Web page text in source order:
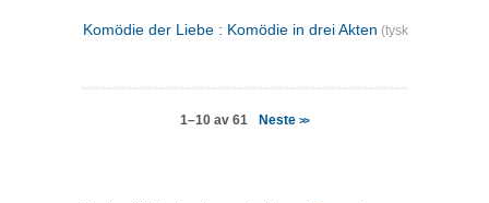
Komödie der Liebe : Komödie in drei Akten (tysk)
1–10 av 61 Neste>>